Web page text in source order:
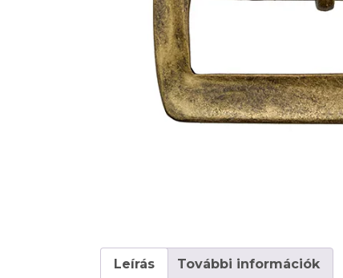
Leírás További információk